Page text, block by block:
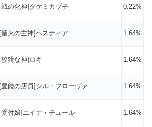
[戦の化神]タケミカヅチ 0.22%
[聖火の主神]ヘスティア 1.64%
[狡猾な神]ロキ 1.64%
[豊饒の店員]シル・フローヴァ 1.64%
[受付嬢]エイナ・チュール 1.64%